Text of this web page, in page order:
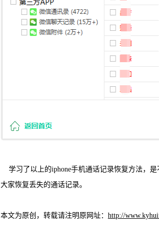
学习了以上的iphone手机通话记录恢复方法，
大家恢复丢失的通话记录。
本文为原创，转载请注明原网址： http://